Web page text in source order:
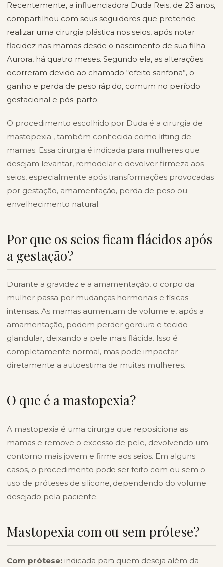
Recentemente, a influenciadora Duda Reis, de 23 anos,
compartilhou com seus seguidores que pretende
realizar uma cirurgia plástica nos seios, após notar
flacidez nas mamas desde o nascimento de sua filha
Aurora, há quatro meses. Segundo ela, as alterações
ocorreram devido ao chamado “efeito sanfona”, o
ganho e perda de peso rápido, comum no período
gestacional e pós-parto.
O procedimento escolhido por Duda é a cirurgia de
mastopexia , também conhecida como lifting de
mamas. Essa cirurgia é indicada para mulheres que
desejam levantar, remodelar e devolver firmeza aos
seios, especialmente após transformações provocadas
por gestação, amamentação, perda de peso ou
envelhecimento natural.
Por que os seios ficam flácidos após
a gestação?
Durante a gravidez e a amamentação, o corpo da
mulher passa por mudanças hormonais e físicas
intensas. As mamas aumentam de volume e, após a
amamentação, podem perder gordura e tecido
glandular, deixando a pele mais flácida. Isso é
completamente normal, mas pode impactar
diretamente a autoestima de muitas mulheres.
O que é a mastopexia?
A mastopexia é uma cirurgia que reposiciona as
mamas e remove o excesso de pele, devolvendo um
contorno mais jovem e firme aos seios. Em alguns
casos, o procedimento pode ser feito com ou sem o
uso de próteses de silicone, dependendo do volume
desejado pela paciente.
Mastopexia com ou sem prótese?
Com prótese: indicada para quem deseja além da